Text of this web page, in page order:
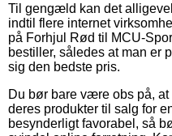
Til gengæld kan det
indtil flere internet
på Forhjul Rød til MCU-
bestiller, således at man er
sig den bedste pris.
Du bør bare være obs på,
deres produkter til salg for
besynderligt favorabel, så